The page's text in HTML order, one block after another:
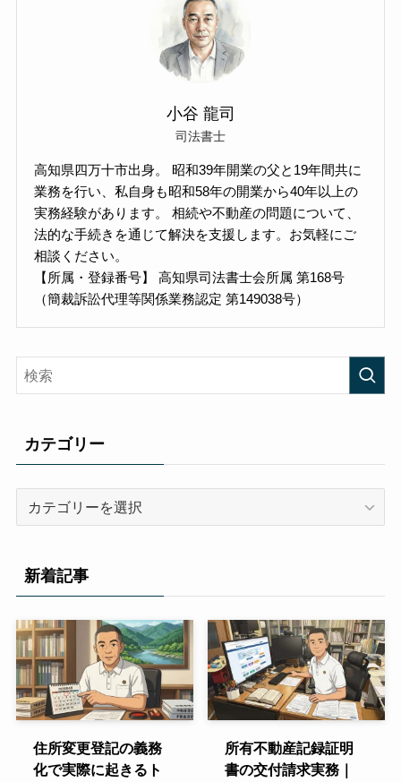
小谷 龍司
司法書士
高知県四万十市出身。 昭和39年開業の父と19年間共に
業務を行い、私自身も昭和58年の開業から40年以上の
実務経験があります。 相続や不動産の問題について、
法的な手続きを通じて解決を支援します。お気軽にご
相談ください。
【所属・登録番号】 高知県司法書士会所属 第168号
（簡裁訴訟代理等関係業務認定 第149038号）
カテゴリー
リ
ー
新着記事
住所変更登記の義務
化で実際に起きるト
所有不動産記録証明
書の交付請求実務｜